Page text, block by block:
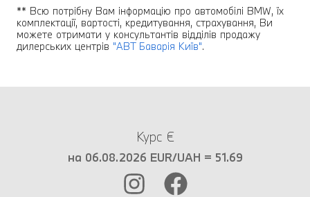
** Всю потрібну Вам інформацію про автомобілі BMW, їх
комплектації, вартості, кредитування, страхування, Ви
можете отримати у консультантів відділів продажу
дилерських центрів "АВТ Баварія Київ".
Курс €
на 06.08.2026 EUR/UAH = 51.69